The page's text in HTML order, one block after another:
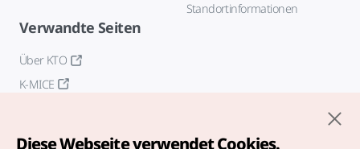
Standortinformationen
Verwandte Seiten
Über KTO
K-MICE
Diese Webseite verwendet Cookies.